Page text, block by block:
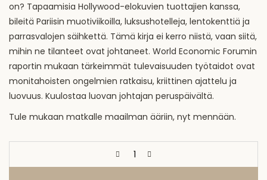
on? Tapaamisia Hollywood-elokuvien tuottajien kanssa,
bileitä Pariisin muotiviikoilla, luksushotelleja, lentokenttiä ja
parrasvalojen säihkettä. Tämä kirja ei kerro niistä, vaan siitä,
mihin ne tilanteet ovat johtaneet. World Economic Forumin
raportin mukaan tärkeimmät tulevaisuuden työtaidot ovat
monitahoisten ongelmien ratkaisu, kriittinen ajattelu ja
luovuus. Kuulostaa luovan johtajan peruspäivältä.
Tule mukaan matkalle maailman ääriin, nyt mennään.